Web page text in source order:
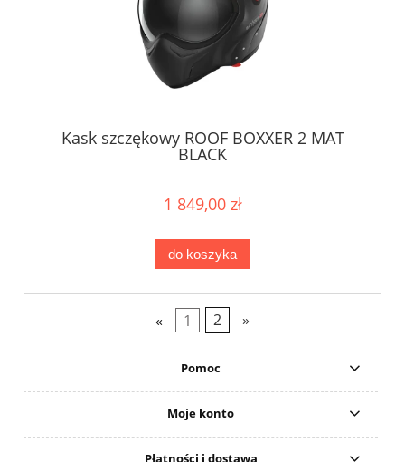
Kask szczękowy ROOF BOXXER 2 MAT
BLACK
1 849,00 zł
do koszyka
« 1 2 »
Pomoc
Moje konto
Płatności i dostawa